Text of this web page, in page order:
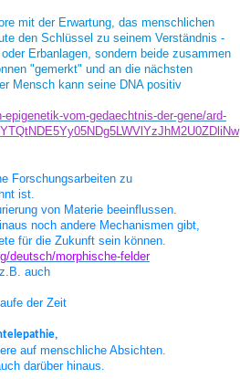
mit der Erwartung, das menschlichen
den Schlüssel zu seinem Verständnis -
Erbanlagen, sondern beide zusammen
"gemerkt" und an die nächsten
Mensch kann seine DNA positiv
vom-gedaechtnis-der-gene/ard-
Forschungsarbeiten zu
ist.
von Materie beeinflussen.
noch andere Mechanismen gibt,
für die Zukunft sein können.
deutsch/morphische-felder
auch
der Zeit
auf menschliche Absichten.
darüber hinaus.